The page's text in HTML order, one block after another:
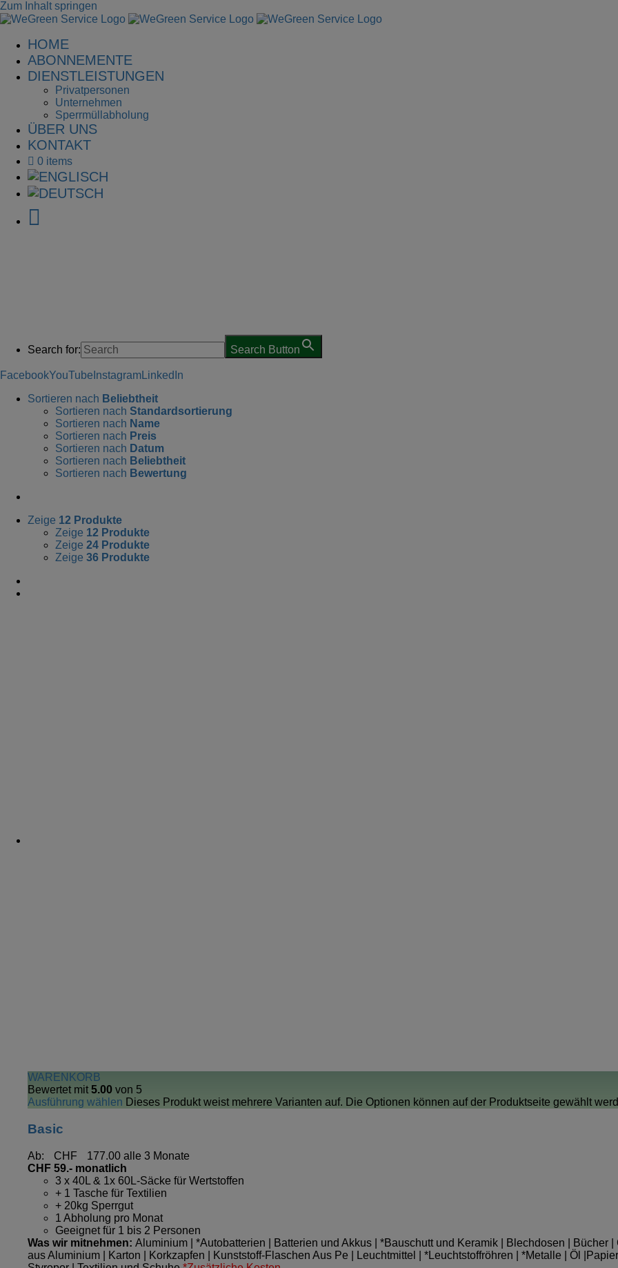
Zum Inhalt springen
HOME
ABONNEMENTE
DIENSTLEISTUNGEN
Privatpersonen
Unternehmen
Sperrmüllabholung
ÜBER UNS
KONTAKT
0 items
Search for: Search Button
FacebookYouTube Instagram LinkedIn
Sortieren nach Beliebtheit
Sortieren nach Standardsortierung
Sortieren nach Name
Sortieren nach Preis
Sortieren nach Datum
Sortieren nach Beliebtheit
Sortieren nach Bewertung
Zeige 12 Produkte
Zeige 12 Produkte
Zeige 24 Produkte
Zeige 36 Produkte
WARENKORB
Bewertet mit 5.00 von 5
Ausführung wählen Dieses Produkt weist mehrere Varianten auf. Die Optionen können auf der Produktseite gewählt
Basic
Ab: CHF 177.00 alle 3 Monate
CHF 59.- monatlich
3 x 40L & 1x 60L-Säcke für Wertstoffen
+ 1 Tasche für Textilien
+ 20kg Sperrgut
1 Abholung pro Monat
Geeignet für 1 bis 2 Personen
Was wir mitnehmen: Aluminium | *Autobatterien | Batterien und Akkus | *Bauschutt und Keramik | Blechdosen | Bücher
aus Aluminium | Karton | Korkzapfen | Kunststoff-Flaschen Aus Pe | Leuchtmittel | *Leuchtstoffröhren | *Metalle | Öl